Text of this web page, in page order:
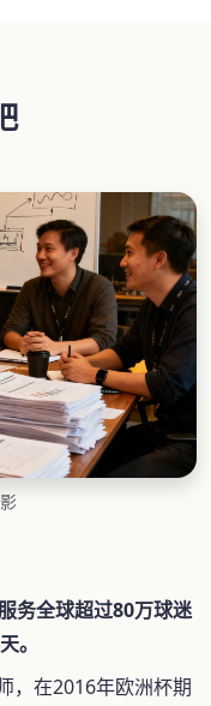
务全球超过80万球迷
。
，在2016年欧洲杯期